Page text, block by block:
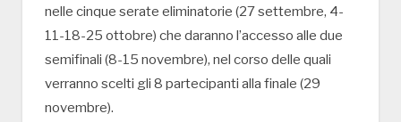
nelle cinque serate eliminatorie (27 settembre, 4-
11-18-25 ottobre) che daranno l’accesso alle due
semifinali (8-15 novembre), nel corso delle quali
verranno scelti gli 8 partecipanti alla finale (29
novembre).